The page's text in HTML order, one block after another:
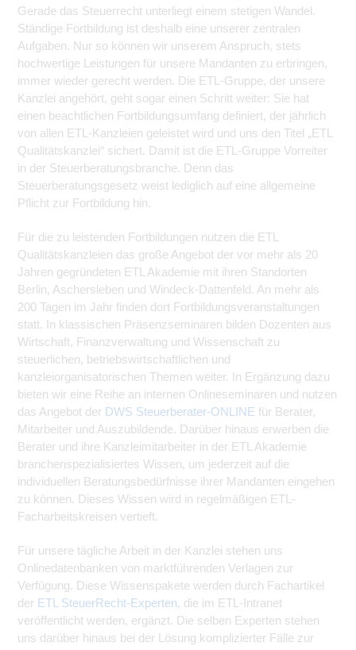
Gerade das Steuerrecht unterliegt einem stetigen Wandel.
Ständige Fortbildung ist deshalb eine unserer zentralen
Aufgaben. Nur so können wir unserem Anspruch, stets
hochwertige Leistungen für unsere Mandanten zu erbringen,
immer wieder gerecht werden. Die ETL-Gruppe, der unsere
Kanzlei angehört, geht sogar einen Schritt weiter: Sie hat
einen beachtlichen Fortbildungsumfang definiert, der jährlich
von allen ETL-Kanzleien geleistet wird und uns den Titel „ETL
Qualitätskanzlei“ sichert. Damit ist die ETL-Gruppe Vorreiter
in der Steuerberatungsbranche. Denn das
Steuerberatungsgesetz weist lediglich auf eine allgemeine
Pflicht zur Fortbildung hin.
Für die zu leistenden Fortbildungen nutzen die ETL
Qualitätskanzleien das große Angebot der vor mehr als 20
Jahren gegründeten ETL Akademie mit ihren Standorten
Berlin, Aschersleben und Windeck-Dattenfeld. An mehr als
200 Tagen im Jahr finden dort Fortbildungsveranstaltungen
statt. In klassischen Präsenzseminaren bilden Dozenten aus
Wirtschaft, Finanzverwaltung und Wissenschaft zu
steuerlichen, betriebswirtschaftlichen und
kanzleiorganisatorischen Themen weiter. In Ergänzung dazu
bieten wir eine Reihe an internen Onlineseminaren und nutzen
das Angebot der DWS Steuerberater-ONLINE für Berater,
Mitarbeiter und Auszubildende. Darüber hinaus erwerben die
Berater und ihre Kanzleimitarbeiter in der ETL Akademie
branchenspezialisiertes Wissen, um jederzeit auf die
individuellen Beratungsbedürfnisse ihrer Mandanten eingehen
zu können. Dieses Wissen wird in regelmäßigen ETL-
Facharbeitskreisen vertieft.
Für unsere tägliche Arbeit in der Kanzlei stehen uns
Onlinedatenbanken von marktführenden Verlagen zur
Verfügung. Diese Wissenspakete werden durch Fachartikel
der ETL SteuerRecht-Experten, die im ETL-Intranet
veröffentlicht werden, ergänzt. Die selben Experten stehen
uns darüber hinaus bei der Lösung komplizierter Fälle zur